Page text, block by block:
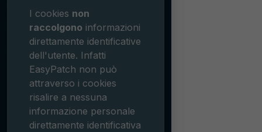
I cookies non
raccolgonoinformazioni
direttamente identificative
dell'utente. Infatti
EasyPatch non può
attraverso i cookies
risalire a nessuna
informazione personale
direttamente identificativa